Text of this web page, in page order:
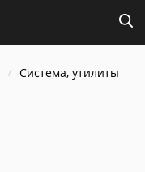
Система, утилиты